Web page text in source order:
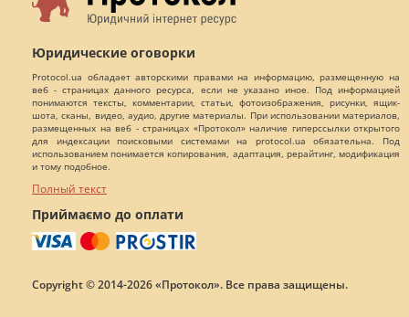
Юридические оговорки
Protocol.ua обладает авторскими правами на информацию, размещенную на
веб - страницах данного ресурса, если не указано иное. Под информацией
понимаются тексты, комментарии, статьи, фотоизображения, рисунки, ящик-
шота, сканы, видео, аудио, другие материалы. При использовании материалов,
размещенных на веб - страницах «Протокол» наличие гиперссылки открытого
для индексации поисковыми системами на protocol.ua обязательна. Под
использованием понимается копирования, адаптация, рерайтинг, модификация
и тому подобное.
Полный текст
Приймаємо до оплати
Copyright © 2014-2026 «Протокол». Все права защищены.